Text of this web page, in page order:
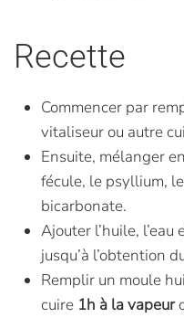
Recette
Commencer par
vitaliseur ou autre
Ensuite, mélanger
fécule, le psyllium,
bicarbonate.
Ajouter l’huile,
jusqu’à l’obtention
Remplir un moule
cuire 1h à la vapeur